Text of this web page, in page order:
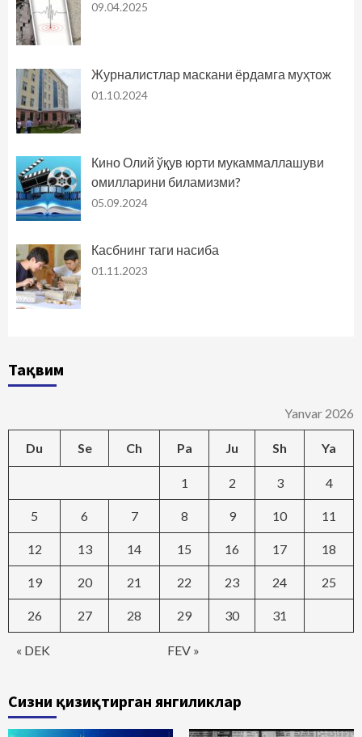
09.04.2025
Журналистлар маскани ёрдамга муҳтож
01.10.2024
Кино Олий ўқув юрти мукаммаллашуви
омилларини биламизми?
05.09.2024
Касбнинг таги насиба
01.11.2023
Тақвим
Yanvar 2026
Du Se Ch Pa Ju Sh Ya
« DEK FEV »
1 2 3 4
5 6 7 8 9 10 11
12 13 14 15 16 17 18
19 20 21 22 23 24 25
26 27 28 29 30 31
Сизни қизиқтирган янгиликлар